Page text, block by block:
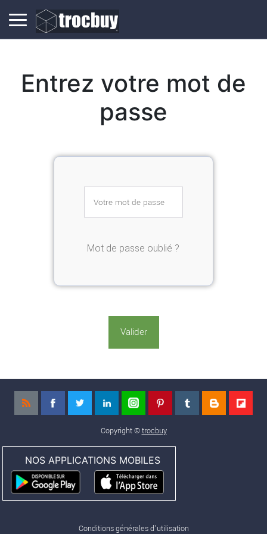
Entrez votre mot de
passe
Mot de passe oublié ?
Copyright ©trocbuy
NOS APPLICATIONS MOBILES
Conditions générales d'utilisation